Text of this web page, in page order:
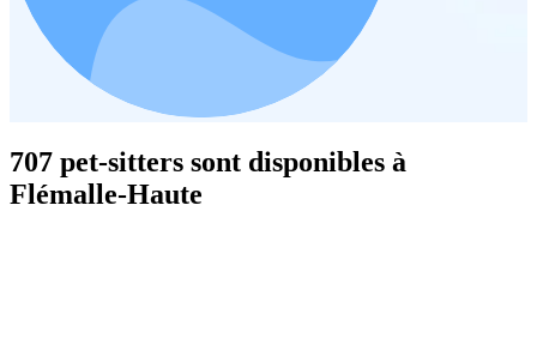
707 pet-sitters sont disponibles à
Flémalle-Haute